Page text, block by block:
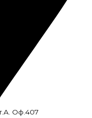
Оф.407